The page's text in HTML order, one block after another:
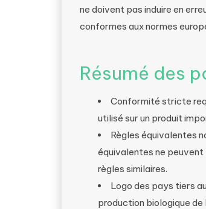
ne doivent pas induire en
conformes aux normes
Résumé des
Conformité stricte
utilisé sur un produit
Règles équivalentes
équivalentes ne peuvent
règles similaires.
Logo des pays tiers
production biologique de